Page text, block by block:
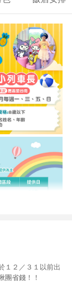
１２／３１以前出
團省錢！！